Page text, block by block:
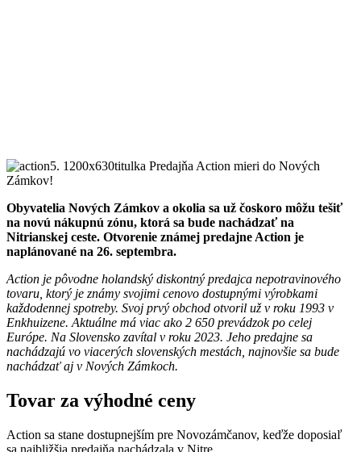
Obyvatelia Nových Zámkov a okolia sa už čoskoro môžu tešiť
na novú nákupnú zónu, ktorá sa bude nachádzať na
Nitrianskej ceste. Otvorenie známej predajne Action je
naplánované na 26. septembra.
Action je pôvodne holandský diskontný predajca nepotravinového
tovaru, ktorý je známy svojimi cenovo dostupnými výrobkami
každodennej spotreby. Svoj prvý obchod otvoril už v roku 1993 v
Enkhuizene. Aktuálne má viac ako 2 650 prevádzok po celej
Európe. Na Slovensko zavítal v roku 2023. Jeho predajne sa
nachádzajú vo viacerých slovenských mestách, najnovšie sa bude
nachádzať aj v Nových Zámkoch.
Tovar za výhodné ceny
Action sa stane dostupnejším pre Novozámčanov, keďže doposiaľ
sa najbližšia predajňa nachádzala v Nitre.